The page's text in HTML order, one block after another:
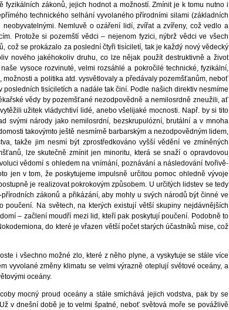
zákonů, jejich hodnot a možností. Zmínit je k tomu nutno i
technického selhání vyvolaného přírodními silami (základních
Nemluvě o ozáření lidí, zvířat a zvířeny, což vedlo a
Protože si pozemští vědci – nejenom fyzici, nýbrž vědci ve všech
což se prokázalo za poslední čtyři tisíciletí, tak je každý nový vědecký
nového jakéhokoliv druhu, co lze nějak použít destruktivně a život
vysoce rozvinuté, velmi rozsáhlé a pokročilé technické, fyzikální,
možnosti a politika atd. vysvětlovaly a předávaly pozemšťanům, neboť
tisíciletích a nadále tak činí. Podle našich direktiv nesmíme
vědy by pozemšťané nezodpovědně a nemilosrdně zneužili, ať
užitek vládychtiví lidé, anebo všelijaké mocnosti. Např. by si tito
svými národy jako nemilosrdní, bezskrupulózní, brutální a v mnoha
takovýmto ještě nesmírně barbarským a nezodpovědným lidem,
takže jim nesmí být zprostředkováno vyšší vědění ve zmíněných
lze skutečně zmínit jen minoritu, která se snaží o opravdovou
vědomí s ohledem na vnímání, poznávání a následování tvořivě-
jen v tom, že poskytujeme impulsně určitou pomoc ohledně vývoje
je realizovat pokrokovým způsobem. U určitých lidstev se tedy
zákonů a přikázání, aby mohly u svých národů být činné ve
Na světech, na kterých existují větší skupiny nejdávnějších
– začlení moudří mezi lid, kteří pak poskytují poučení. Podobně to
do které je vřazen větší počet starých účastníků mise, což
i všechno možné zlo, které z něho plyne, a vyskytuje se stále více
vyvolané změny klimatu se velmi výrazně oteplují světové oceány, a
oceány.
mocný proud oceány a stále smíchává jejich vodstva, pak by se
v dnešní době je to velmi špatné, neboť světová moře se povážlivě